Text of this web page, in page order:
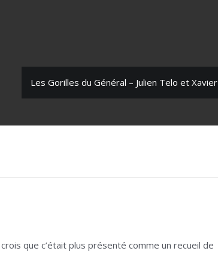
Les Gorilles du Général – Julien Telo et
que c’était plus présenté comme un recueil de